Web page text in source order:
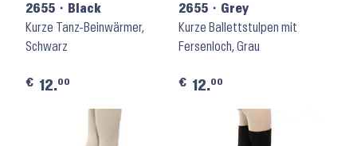
2655 ⬝ Black
Kurze Tanz-Beinwärmer,
Schwarz
€ 12.00
2655 ⬝ Grey
Kurze Ballettstulpen mit
Fersenloch, Grau
€ 12.00